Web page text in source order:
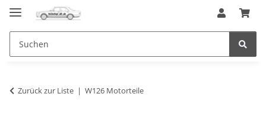
Zurück zur Liste W126 Motorteile